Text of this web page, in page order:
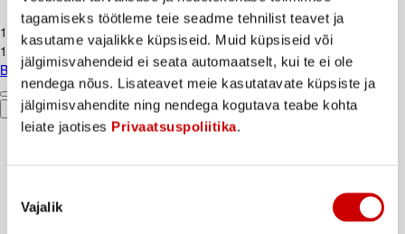
tagamiseks töötleme teie seadme tehnilist teavet ja
kasutame vajalikke küpsiseid. Muid küpsiseid või
jälgimisvahendeid ei seata automaatselt, kui te ei ole
nendega nõus. Lisateavet meie kasutatavate küpsiste ja
jälgimisvahendite ning nendega kogutava teabe kohta
leiate jaotises Privaatsuspoliitika.
valik
Vajalik
Banaan, kg
1
29
1,29€/kg
Banaan, kg
Ostukorvi